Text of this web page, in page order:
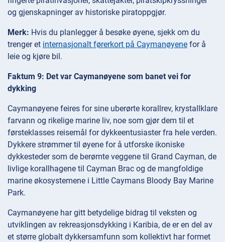
og gjenskapninger av historiske piratoppgjør.
Merk: Hvis du planlegger å besøke øyene, sjekk om du
trenger et internasjonalt førerkort på Caymanøyene for å
leie og kjøre bil.
Faktum 9: Det var Caymanøyene som banet vei for
dykking
Caymanøyene feires for sine uberørte korallrev, krystallklare
farvann og rikelige marine liv, noe som gjør dem til et
førsteklasses reisemål for dykkeentusiaster fra hele verden.
Dykkere strømmer til øyene for å utforske ikoniske
dykkesteder som de berømte veggene til Grand Cayman, de
livlige korallhagene til Cayman Brac og de mangfoldige
marine økosystemene i Little Caymans Bloody Bay Marine
Park.
Caymanøyene har gitt betydelige bidrag til veksten og
utviklingen av rekreasjonsdykking i Karibia, de er en del av
et større globalt dykkersamfunn som kollektivt har formet